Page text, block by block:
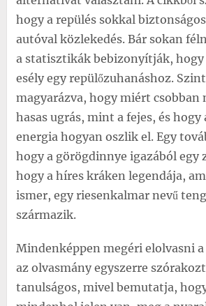
hogy a repülés sokkal
autóval közlekedés. Bár sokan
a statisztikák bebizonyítják, hogy
esély egy repülőzuhanáshoz.
magyarázva, hogy miért csobban
hasas ugrás, mint a fejes, és hogy
energia hogyan oszlik el. Egy
hogy a görögdinnye igazából egy
hogy a híres kráken legendája,
ismer, egy riesenkalmar nevű
származik.
Mindenképpen megéri elolvasni
az olvasmány egyszerre
tanulságos, mivel bemutatja,